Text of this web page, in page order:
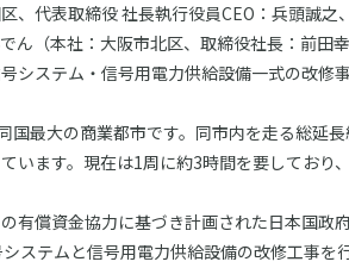
、代表取締役 社長執行役員CEO：兵頭誠
ん（本社：大阪市北区、取締役社長：前
システム・信号用電力供給設備一式の改修
国最大の商業都市です。同市内を走る総延
います。現在は1周に約3時間を要しており
有償資金協力に基づき計画された日本国
ステムと信号用電力供給設備の改修工事